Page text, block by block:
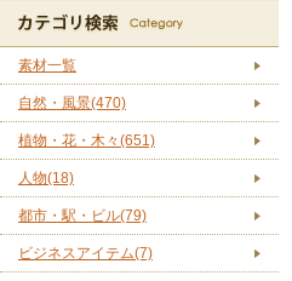
素材一覧
自然・風景(470)
植物・花・木々(651)
人物(18)
都市・駅・ビル(79)
ビジネスアイテム(7)